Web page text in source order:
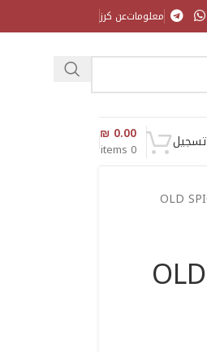
معلوماتعن كرز
0
items
₪ 0.00
OLD